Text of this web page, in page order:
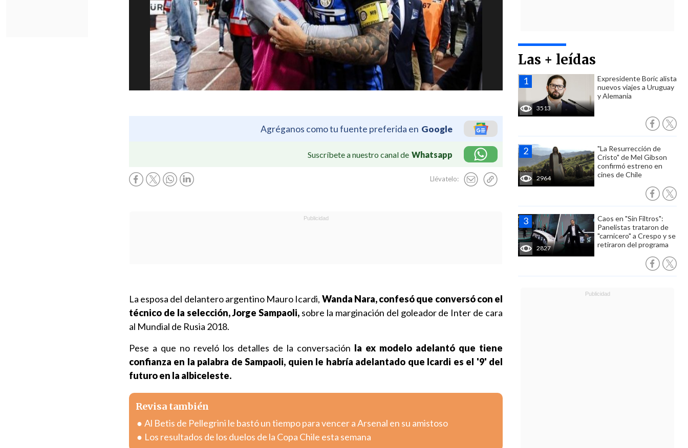
Agréganos como tu fuente preferida en Google
Suscríbete a nuestro canal de Whatsapp
Llévatelo:
Las + leídas
3513
Expresidente Boric alista
nuevos viajes a Uruguay
y Alemania
2964
"La Resurrección de
Cristo" de Mel Gibson
confirmó estreno en
cines de Chile
2827
Caos en "Sin Filtros":
Panelistas trataron de
"carnicero" a Crespo y se
retiraron del programa
La esposa del delantero argentino Mauro Icardi, Wanda Nara, confesó que conversó con el
técnico de la selección, Jorge Sampaoli, sobre la marginación del goleador de Inter de cara
al Mundial de Rusia 2018.
Pese a que no reveló los detalles de la conversación la ex modelo adelantó que tiene
confianza en la palabra de Sampaoli, quien le habría adelantado que Icardi es el '9' del
futuro en la albiceleste.
Revisa también
Al Betis de Pellegrini le bastó un tiempo para vencer a Arsenal en su amistoso
Los resultados de los duelos de la Copa Chile esta semana